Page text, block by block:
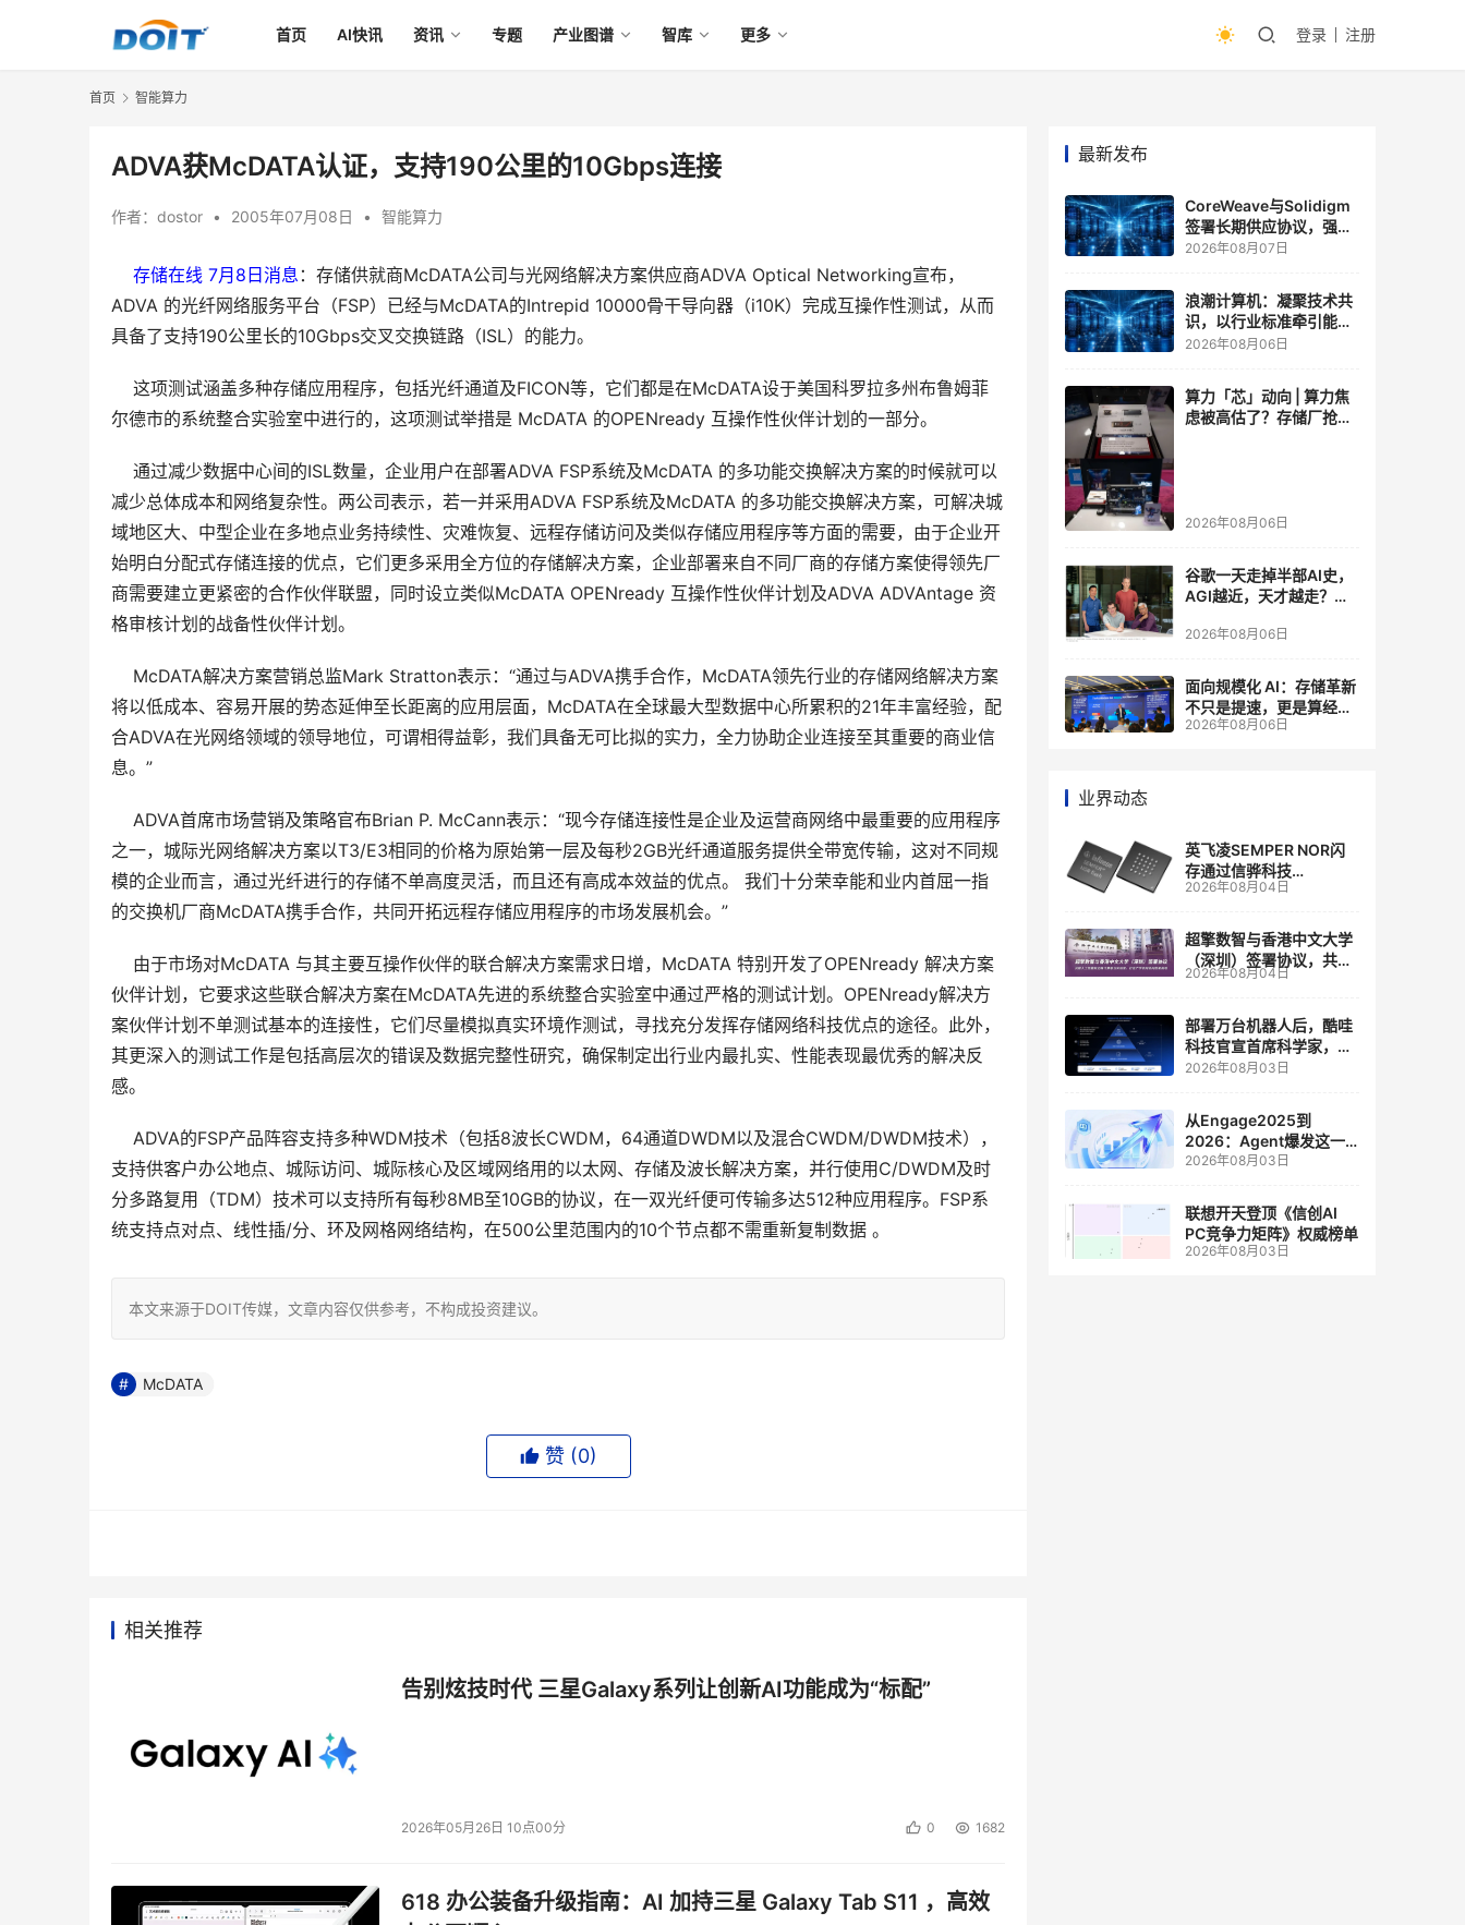
首页 AI快讯 资讯 专题 产业图谱 智库 更多 登录 注册
首页 智能算力
ADVA获McDATA认证，支持190公里的10Gbps连接
作者： dostor • 2005年07月08日 • 智能算力
存储在线 7月8日消息 ：存储供就商McDATA公司与光网络解决方案供应商ADVA Optical Networking宣布，
ADVA 的光纤网络服务平台（FSP）已经与McDATA的Intrepid 10000骨干导向器（i10K）完成互操作性测试，从而
具备了支持190公里长的10Gbps交叉交换链路（ISL）的能力。
这项测试涵盖多种存储应用程序，包括光纤通道及FICON等，它们都是在McDATA设于美国科罗拉多州布鲁姆菲
尔德市的系统整合实验室中进行的，这项测试举措是 McDATA 的OPENready 互操作性伙伴计划的一部分。
通过减少数据中心间的ISL数量，企业用户在部署ADVA FSP系统及McDATA 的多功能交换解决方案的时候就可以
减少总体成本和网络复杂性。两公司表示，若一并采用ADVA FSP系统及McDATA 的多功能交换解决方案，可解决城
域地区大、中型企业在多地点业务持续性、灾难恢复、远程存储访问及类似存储应用程序等方面的需要，由于企业开
始明白分配式存储连接的优点，它们更多采用全方位的存储解决方案，企业部署来自不同厂商的存储方案使得领先厂
商需要建立更紧密的合作伙伴联盟，同时设立类似McDATA OPENready 互操作性伙伴计划及ADVA ADVAntage 资
格审核计划的战备性伙伴计划。
McDATA解决方案营销总监Mark Stratton表示：“通过与ADVA携手合作，McDATA领先行业的存储网络解决方案
将以低成本、容易开展的势态延伸至长距离的应用层面，McDATA在全球最大型数据中心所累积的21年丰富经验，配
合ADVA在光网络领域的领导地位，可谓相得益彰，我们具备无可比拟的实力，全力协助企业连接至其重要的商业信
息。”
ADVA首席市场营销及策略官布Brian P. McCann表示：“现今存储连接性是企业及运营商网络中最重要的应用程序
之一，城际光网络解决方案以T3/E3相同的价格为原始第一层及每秒2GB光纤通道服务提供全带宽传输，这对不同规
模的企业而言，通过光纤进行的存储不单高度灵活，而且还有高成本效益的优点。 我们十分荣幸能和业内首屈一指
的交换机厂商McDATA携手合作，共同开拓远程存储应用程序的市场发展机会。”
由于市场对McDATA 与其主要互操作伙伴的联合解决方案需求日增，McDATA 特别开发了OPENready 解决方案
伙伴计划，它要求这些联合解决方案在McDATA先进的系统整合实验室中通过严格的测试计划。OPENready解决方
案伙伴计划不单测试基本的连接性，它们尽量模拟真实环境作测试，寻找充分发挥存储网络科技优点的途径。此外，
其更深入的测试工作是包括高层次的错误及数据完整性研究，确保制定出行业内最扎实、性能表现最优秀的解决反
感。
ADVA的FSP产品阵容支持多种WDM技术（包括8波长CWDM，64通道DWDM以及混合CWDM/DWDM技术），
支持供客户办公地点、城际访问、城际核心及区域网络用的以太网、存储及波长解决方案，并行使用C/DWDM及时
分多路复用（TDM）技术可以支持所有每秒8MB至10GB的协议，在一双光纤便可传输多达512种应用程序。FSP系
统支持点对点、线性插/分、环及网格网络结构，在500公里范围内的10个节点都不需重新复制数据 。
本文来源于DOIT传媒，文章内容仅供参考，不构成投资建议。
McDATA
赞 (0)
相关推荐
告别炫技时代 三星Galaxy系列让创新AI功能成为“标配”
2026年05月26日 10点00分 0 1682
618 办公装备升级指南：AI 加持三星 Galaxy Tab S11 ，高效
最新发布
CoreWeave与Solidigm
签署长期供应协议，强化
一体化人工智能云平台
2026年08月07日
浪潮计算机：凝聚技术共
识，以行业标准牵引能力
跃升
2026年08月06日
算力「芯」动向 | 算力焦
虑被高估了？存储厂抢了
2026年08月06日
谷歌一天走掉半部AI史，
AGI越近，天才越走？大
自己的研发节奏
2026年08月06日
面向规模化 AI：存储革新
不只是提速，更是算经济
账
2026年08月06日
业界动态
英飞凌SEMPER NOR闪
存通过信骅科技
AST2700 BMC认证，全
管理
2026年08月04日
超擎数智与香港中文大学
（深圳）签署协议，共建
人工智能和边缘计算联合
2026年08月04日
部署万台机器人后，酷哇
科技官宣首席科学家，要
让世界模型交付生产力
2026年08月03日
从Engage2025到
2026：Agent爆发这一
年，AI CRM 走到哪了
2026年08月03日
联想开天登顶《信创AI
PC竞争力矩阵》权威榜单
2026年08月03日